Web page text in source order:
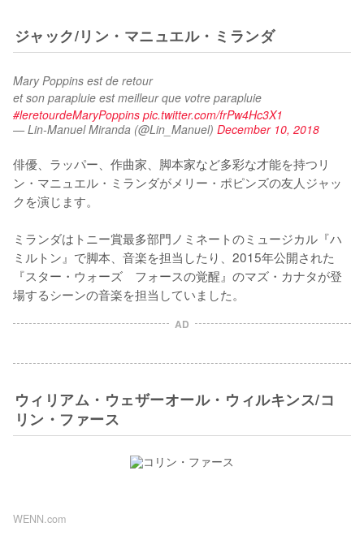
ジャック/リン・マニュエル・ミランダ
Mary Poppins est de retour
#leretourdeMaryPoppins pic.twitter.com/frPw4Hc3X1
— Lin-Manuel Miranda (@Lin_Manuel) December 10, 2018
俳優、ラッパー、作曲家、脚本家など多彩な才能を持つリ
ン・マニュエル・ミランダがメリー・ポピンズの友人ジャッ
クを演じます。
ミランダはトニー賞最多部門ノミネートのミュージカル『ハ
ミルトン』で脚本、音楽を担当したり、2015年公開された
『スター・ウォーズ　フォースの覚醒』のマズ・カナタが登
場するシーンの音楽を担当していました。
AD
ウィリアム・ウェザーオール・ウィルキンス/コ
リン・ファース
WENN.com